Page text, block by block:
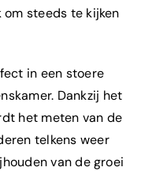
steeds te kijken
in een stoere
Dankzij het
het meten van de
telkens weer
van de groei